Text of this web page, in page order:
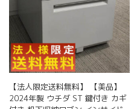
【法人限定送料無料】 【美品】
2024年製 ウチダ ST 鍵付き カギ